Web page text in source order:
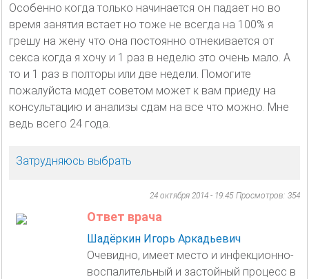
Особенно когда только начинается он падает но во
время занятия встает но тоже не всегда на 100% я
грешу на жену что она постоянно отнекивается от
секса когда я хочу и 1 раз в неделю это очень мало. А
то и 1 раз в полторы или две недели. Помогите
пожалуйста модет советом может к вам приеду на
консультацию и анализы сдам на все что можно. Мне
ведь всего 24 года.
Затрудняюсь выбрать
24 октября 2014 - 19:45 Просмотров: 354
Ответ врача
Шадёркин Игорь Аркадьевич
Очевидно, имеет место и инфекционно-
воспалительный и застойный процесс в